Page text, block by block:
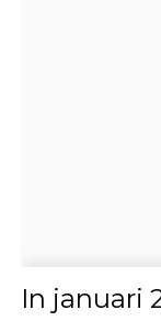
In januari